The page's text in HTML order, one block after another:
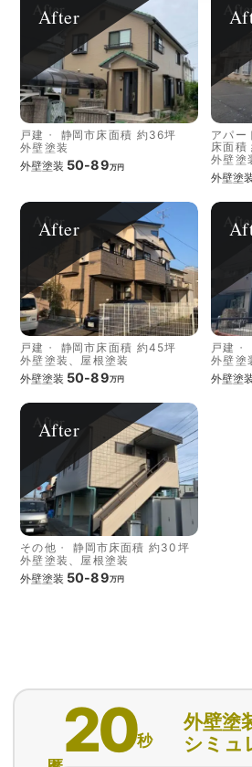
After
戸建 静岡市床面積 約36坪
外壁塗装
外壁塗装 50-89万円
アパー
床面積
外壁塗
外壁塗
After
戸建 静岡市床面積 約45坪
外壁塗装、屋根塗装
外壁塗装 50-89万円
戸建
外壁塗
外壁塗
After
その他 静岡市床面積 約30坪
外壁塗装、屋根塗装
外壁塗装 50-89万円
20秒
外壁塗
シミュ